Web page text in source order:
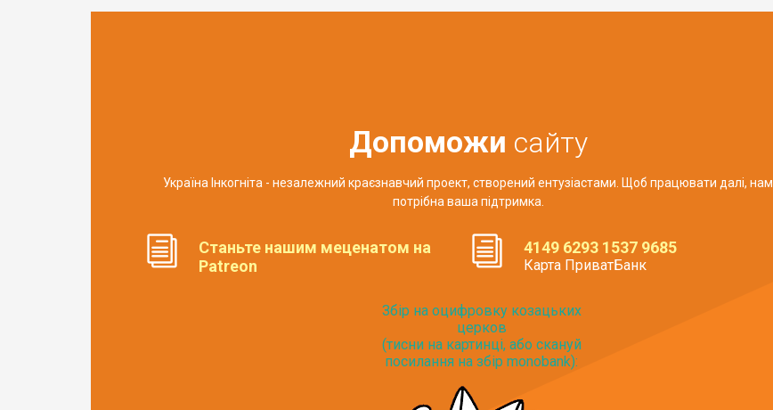
Допоможи сайту
Україна Інкогніта - незалежний краєзнавчий проект, створений ентузіастами. Щоб працювати далі, нам
потрібна ваша підтримка.
Станьте нашим меценатом на
Patreon
4149 6293 1537 9685
Карта ПриватБанк
Збір на оцифровку козацьких
церков
(тисни на картинці, або скануй
посилання на збір monobank):